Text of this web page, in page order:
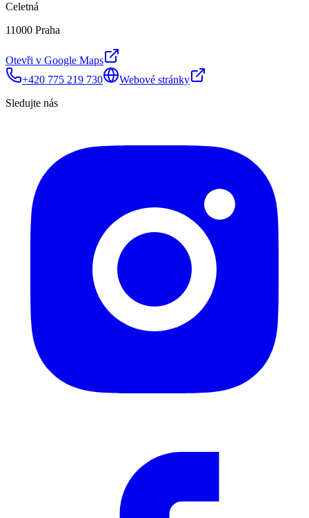
Celetná
11000 Praha
Otevři v Google Maps
+420 775 219 730
Webové stránky
Sledujte nás